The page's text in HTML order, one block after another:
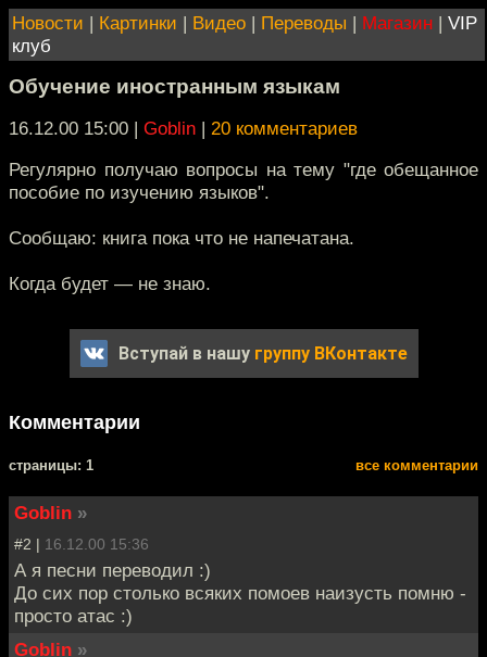
Новости | Картинки | Видео | Переводы | Магазин | VIP
клуб
Обучение иностранным языкам
16.12.00 15:00 | Goblin | 20 комментариев
Регулярно получаю вопросы на тему "где обещанное
пособие по изучению языков".
Сообщаю: книга пока что не напечатана.
Когда будет — не знаю.
Вступай в нашу группу ВКонтакте
Комментарии
cтраницы: 1 все комментарии
Goblin »
#2 | 16.12.00 15:36
А я песни переводил :)
До сих пор столько всяких помоев наизусть помню -
просто атас :)
Goblin »